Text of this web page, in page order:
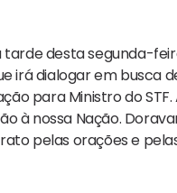
desta segunda-
irá dialogar em busca
para Ministro do
à nossa Nação.
pelas orações e